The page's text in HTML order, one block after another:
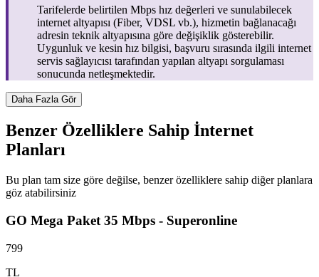
Tarifelerde belirtilen Mbps hız değerleri ve sunulabilecek
internet altyapısı (Fiber, VDSL vb.), hizmetin bağlanacağı
adresin teknik altyapısına göre değişiklik gösterebilir.
Uygunluk ve kesin hız bilgisi, başvuru sırasında ilgili internet
servis sağlayıcısı tarafından yapılan altyapı sorgulaması
sonucunda netleşmektedir.
Daha Fazla Gör
Benzer Özelliklere Sahip İnternet
Planları
Bu plan tam size göre değilse, benzer özelliklere sahip diğer planlara
göz atabilirsiniz
GO Mega Paket 35 Mbps - Superonline
799
TL